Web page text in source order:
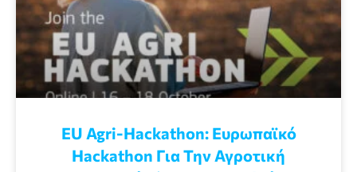
EU Agri-Hackathon: Eυρωπαϊκό
Ηackathon Για Την Αγροτική